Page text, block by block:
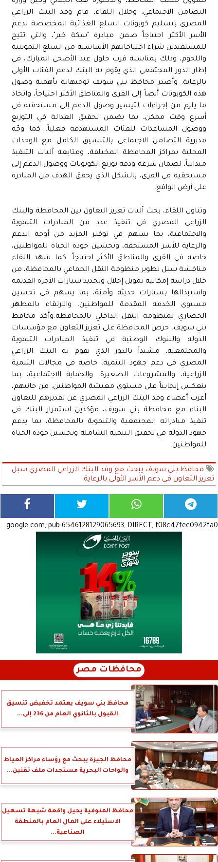
التضامن الاجتماعي. وخلال اللقاء، قام وفد البنك الزراعي
المصري بتسليم كوبونات السلع الغذائية المخصصة لدعم
الأسر الأكثر احتياجاً ضمن مبادرة "سكة خير"، والتي تتيح
للمستفيدين شراء احتياجاتهم الأساسية من السلع التموينية
واللحوم، وذلك بمناسبة قرب حلول عيد الأضحى المبارك، في
إطار الدور المجتمعي الذي يقوم به البنك لدعم الفئات الأولى
بالرعاية. وأصدر محافظ بني سويف توجيهاته بأهمية وصول
هذه الكوبونات أيضاً إلى القرى والمناطق الأكثر احتياجاً، واتخاذ
ما يلزم من إجراءات لتيسير وصول الدعم إلى مستحقيه في
أسرع وقت ممكن، بما يضمن تحقيق العدالة في التوزيع
ووصول المساعدات للفئات المستهدفة فعلياً. كما وجّه
مديرية التضامن الاجتماعي بالتنسيق الكامل مع الوحدات
المحلية بمراكز المحافظة المختلفة، ومتابعة آليات التنفيذ
ميدانياً، لضمان سرعة ودقة توزيع الكوبونات ووصول الدعم إلى
مستحقيه في القرى، بالشكل الذي يحقق الهدف من المبادرة
على أرض الواقع.
وتناول اللقاء، بحث آليات تعزيز التعاون بين المحافظة والبنك
الزراعي المصري في تنفيذ عدد من المبادرات التنموية
والاجتماعية، بما يسهم في توفير المزيد من أوجه الدعم
والرعاية للأسر المستحقة، وتحسين جودة الحياة للمواطنين،
خاصة في القرى والمناطق الأكثر احتياجاً. كما شهد اللقاء
مناقشة سبل تطوير منظومة النقل الجماعي بالمحافظة، من
خلال دراسة إمكانية تمويل إحلال وتجديد سيارات الأجرة القديمة
واستبدالها بسيارات حديثة وآمنة، بما يسهم في تحسين
مستوى الخدمة المقدمة للمواطنين، والارتقاء بالمظهر
الحضاري لمنظومة النقل الداخلي بالمحافظة.وأكد محافظ
بني سويف، حرص المحافظة على تعزيز التعاون مع مؤسسات
الدولة والبنوك الوطنية في تنفيذ المبادرات التنموية
والمجتمعية، مشيداً بالدور الذي يقوم به البنك الزراعي
المصري في دعم جهود التنمية، خاصة في مجالات التنمية
الزراعية، والمشروعات الصغيرة، والحماية الاجتماعية، بما
ينعكس إيجابياً على مستوى معيشة المواطنين. من جانبهم،
أعرب أعضاء وفد البنك الزراعي المصري عن تقديرهم للتعاون
البناء مع محافظة بني سويف، مؤكدين استمرار البنك في
تنفيذ مبادراته المجتمعية والتنموية بالمحافظة، بما يدعم
جهود الدولة في تحقيق التنمية الشاملة وتحسين جودة الحياة
للمواطنين.
محافظ بني سويف يبحث مع وفد البنك الزراعي المصري سبل
تعزيز التعاون في دعم الأسر الأولى بالرعاية
google.com, pub-6546128129065693, DIRECT, f08c47fec0942fa0
محافظات مصر
محافظ بني سويف يعتمد تخفيض تنسيق
القبول بالثانوي العام من 236 إلى...
محافظ الجيزة يبحث مع رؤساء مراكز العياط
والواحات البحرية مستجدات ملف تقنين...
محافظ المنوفية يحيل واقعة شبهة تسهيل
الاستيلاء على المال العام بالمنطقة
الصناعية...